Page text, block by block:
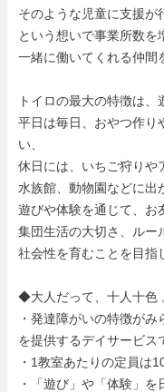
そのような児童に支援が
という想いで事業所数を
一緒に働いてくれる仲間
トイロの最大の特徴は、
平日は毎日、おやつ作り
い、
休日には、いちご狩りや
水族館、動物園などに出
遊びや体験を通じて、お
集団生活の大切さ、ルー
社会性を育むことを目指
◆大人だって、十人十色
・発達障がいの特徴が
を提供するデイサービス
・1教室あたりの定員は
・「遊び」や「体験」